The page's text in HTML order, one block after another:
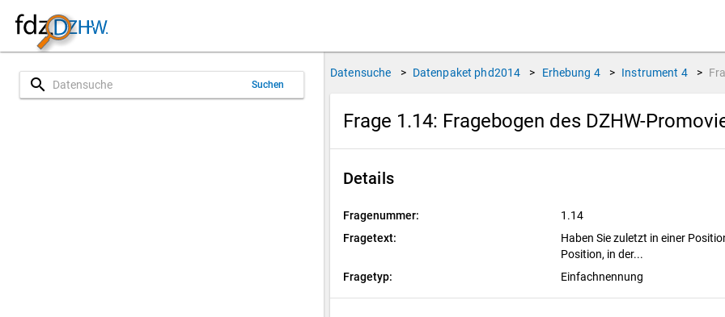
search Suchen
Datensuche > Datenpaket phd2014 > Erhebung 4 > Instrument 4 >
Frage 1.14: Fragebogen des DZHW-
Details
Fragenummer:
1.14
Fragetext:
Haben Sie zuletzt in einer
Position, in der...
Fragetyp:
Einfachnennung